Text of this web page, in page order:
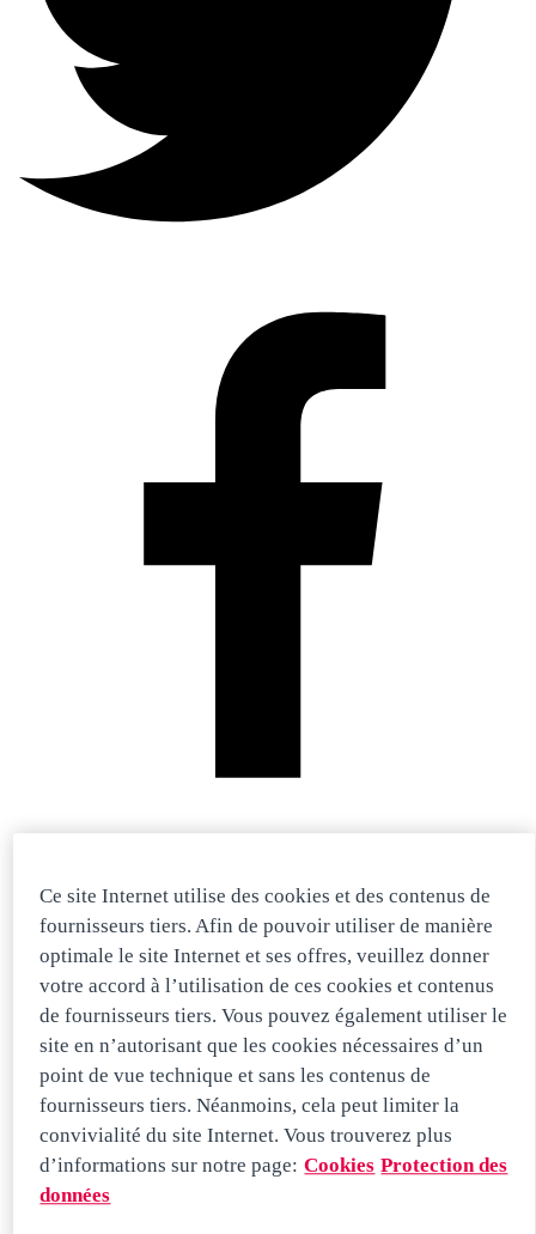
Ce site Internet utilise des cookies et des contenus de
fournisseurs tiers. Afin de pouvoir utiliser de manière
optimale le site Internet et ses offres, veuillez donner
votre accord à l’utilisation de ces cookies et contenus
de fournisseurs tiers. Vous pouvez également utiliser le
site en n’autorisant que les cookies nécessaires d’un
point de vue technique et sans les contenus de
fournisseurs tiers. Néanmoins, cela peut limiter la
convivialité du site Internet. Vous trouverez plus
d’informations sur notre page: Cookies Protection des
données